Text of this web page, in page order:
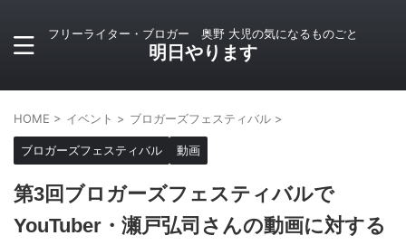
フリーライター・ブロガー 奥野 大児の気になるものごと
明日やります
HOME > イベント > ブロガーズフェスティバル >
ブロガーズフェスティバル 動画
第3回ブロガーズフェスティバルで
YouTuber・瀬戸弘司さんの動画に対する